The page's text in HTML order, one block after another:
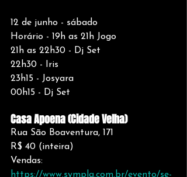
12 de junho - sábado
Horário - 19h as 21h Jogo
21h as 22h30 - Dj Set
22h30 - Iris
23h15 - Josyara
00h15 - Dj Set
Casa Apoena (Cidade Velha)
Rua São Boaventura, 171
R$ 40 (inteira)
https://www.sympla.com.br/evento/se-